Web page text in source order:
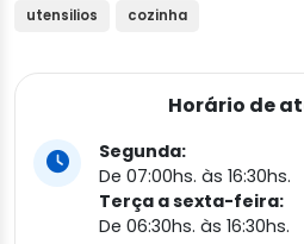
utensilios cozinha
Horário de
Segunda:
De 07:00hs. às 16:30hs.
Terça a sexta-feira:
De 06:30hs. às 16:30hs.